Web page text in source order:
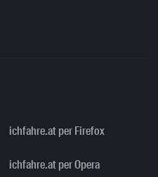
ichfahre.at per Firefox
ichfahre.at per Opera